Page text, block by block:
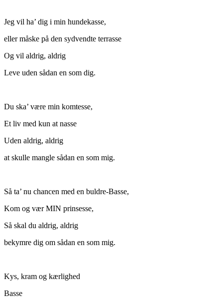
Jeg vil ha’ dig i min hundekasse,
eller måske på den sydvendte terrasse
Og vil aldrig, aldrig
Leve uden sådan en som dig.
Du ska’ være min komtesse,
Et liv med kun at nasse
Uden aldrig, aldrig
at skulle mangle sådan en som mig.
Så ta’ nu chancen med en buldre-Basse,
Kom og vær MIN prinsesse,
Så skal du aldrig, aldrig
bekymre dig om sådan en som mig.
Kys, kram og kærlighed
Basse